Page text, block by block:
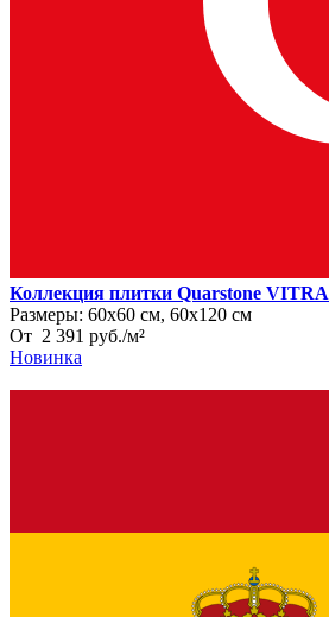
Коллекция плитки Quarstone VITRA
Размеры: 60х60 см, 60х120 см
От 2 391 руб./м²
Новинка